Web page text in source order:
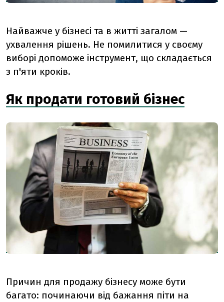
Найважче у бізнесі та в житті загалом —
ухвалення рішень. Не помилитися у своєму
виборі допоможе інструмент, що складається
з п'яти кроків.
Як продати готовий бізнес
Причин для продажу бізнесу може бути
багато: починаючи від бажання піти на